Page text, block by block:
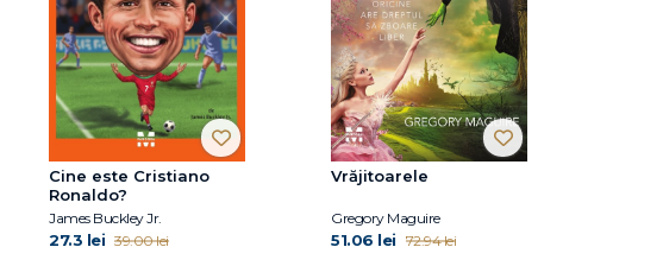
Cine este Cristiano
Ronaldo?
James Buckley Jr.
27.3 lei 39.00 lei
Vrăjitoarele
Gregory Maguire
51.06 lei 72.94 lei